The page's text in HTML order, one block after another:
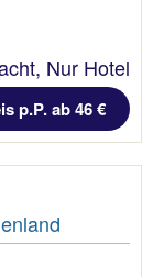
Nur Hotel
p.P. ab 46 €